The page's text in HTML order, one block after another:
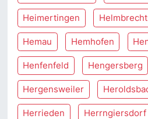
Heimertingen
Hemau Hemhofen
Henfenfeld Hengersberg
Hergensweiler
Herrieden Herrngiersdorf